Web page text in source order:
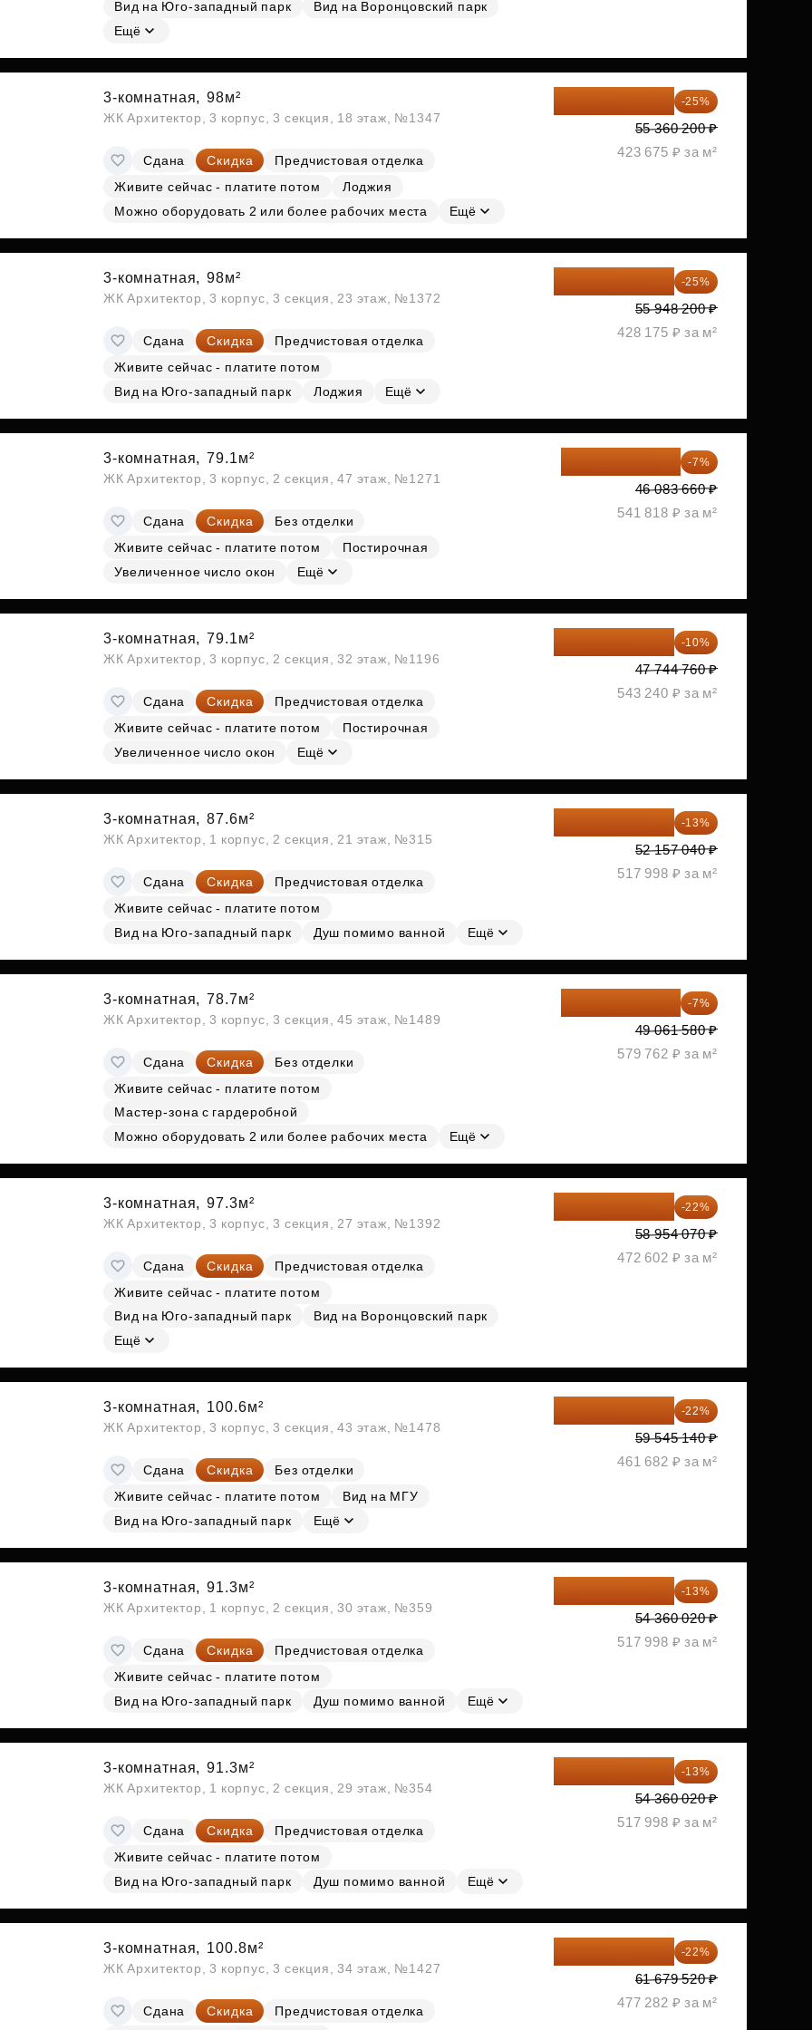
СубсидииВид на Юго-западный парк
Вид на Воронцовский парк
Ещё
3-комнатная, 98м²
ЖК Архитектор, 3 корпус, 3 секция, 18 этаж, №1347
Сдана Скидка
Предчистовая отделка
Живите сейчас - платите потом
Лоджия
Можно оборудовать 2 или более рабочих места
Ещё
-25%
55 360 200 ₽
423 675 ₽ за м²
3-комнатная, 98м²
ЖК Архитектор, 3 корпус, 3 секция, 23 этаж, №1372
Сдана Скидка
Предчистовая отделка
Живите сейчас - платите потом
Вид на Юго-западный парк
Лоджия Ещё
-25%
55 948 200 ₽
428 175 ₽ за м²
3-комнатная, 79.1м²
ЖК Архитектор, 3 корпус, 2 секция, 47 этаж, №1271
Сдана Скидка
Без отделки
Живите сейчас - платите потом
Постирочная
Увеличенное число окон
Ещё
42 857 804 ₽ -7%
46 083 660 ₽
541 818 ₽ за м²
3-комнатная, 79.1м²
ЖК Архитектор, 3 корпус, 2 секция, 32 этаж, №1196
Сдана Скидка
Предчистовая отделка
Живите сейчас - платите потом
Постирочная
Увеличенное число окон
Ещё
-10%
47 744 760 ₽
543 240 ₽ за м²
3-комнатная, 87.6м²
ЖК Архитектор, 1 корпус, 2 секция, 21 этаж, №315
Сдана Скидка
Предчистовая отделка
Живите сейчас - платите потом
Вид на Юго-западный парк
Душ помимо ванной Ещё
-13%
52 157 040 ₽
517 998 ₽ за м²
3-комнатная, 78.7м²
ЖК Архитектор, 3 корпус, 3 секция, 45 этаж, №1489
Сдана Скидка
Без отделки
Живите сейчас - платите потом
Мастер-зона с гардеробной
Можно оборудовать 2 или более рабочих места
Ещё
45 627 269 ₽ -7%
49 061 580 ₽
579 762 ₽ за м²
3-комнатная, 97.3м²
ЖК Архитектор, 3 корпус, 3 секция, 27 этаж, №1392
Сдана Скидка
Предчистовая отделка
Живите сейчас - платите потом
Вид на Юго-западный парк
Вид на Воронцовский парк
Ещё
-22%
58 954 070 ₽
472 602 ₽ за м²
3-комнатная, 100.6м²
ЖК Архитектор, 3 корпус, 3 секция, 43 этаж, №1478
Сдана Скидка
Без отделки
Живите сейчас - платите потом
Вид на МГУ
Вид на Юго-западный парк
Ещё
-22%
59 545 140 ₽
461 682 ₽ за м²
3-комнатная, 91.3м²
ЖК Архитектор, 1 корпус, 2 секция, 30 этаж, №359
Сдана Скидка
Предчистовая отделка
Живите сейчас - платите потом
Вид на Юго-западный парк
Душ помимо ванной Ещё
-13%
54 360 020 ₽
517 998 ₽ за м²
3-комнатная, 91.3м²
ЖК Архитектор, 1 корпус, 2 секция, 29 этаж, №354
Сдана Скидка
Предчистовая отделка
Живите сейчас - платите потом
Вид на Юго-западный парк
Душ помимо ванной Ещё
-13%
54 360 020 ₽
517 998 ₽ за м²
3-комнатная, 100.8м²
ЖК Архитектор, 3 корпус, 3 секция, 34 этаж, №1427
Сдана Скидка Предчистовая отделка
-22%
61 679 520 ₽
477 282 ₽ за м²